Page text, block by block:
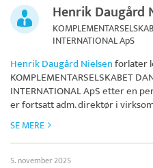
Henrik Daugård
INTERNATIONAL ApS
Henrik Daugård Nielsenforlater
KOMPLEMENTARSELSKABET
INTERNATIONAL ApSetter en
er fortsatt adm. direktør i
SE MERE
5. november 2025